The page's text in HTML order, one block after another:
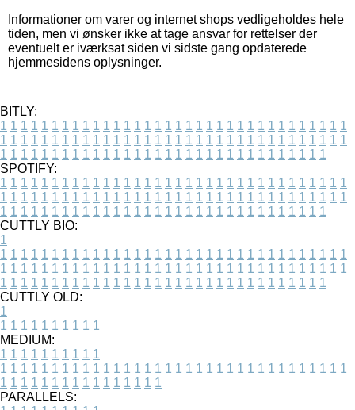
Informationer om varer og internet shops vedligeholdes hele
tiden, men vi ønsker ikke at tage ansvar for rettelser der
eventuelt er iværksat siden vi sidste gang opdaterede
hjemmesidens oplysninger.
BITLY:
1 1 1 1 1 1 1 1 1 1 1 1 1 1 1 1 1 1 1 1 1 1 1 1 1 1 1 1 1 1 1 1 1 1
1 1 1 1 1 1 1 1 1 1 1 1 1 1 1 1 1 1 1 1 1 1 1 1 1 1 1 1 1 1 1 1 1 1
1 1 1 1 1 1 1 1 1 1 1 1 1 1 1 1 1 1 1 1 1 1 1 1 1 1 1 1 1 1 1 1
SPOTIFY:
1 1 1 1 1 1 1 1 1 1 1 1 1 1 1 1 1 1 1 1 1 1 1 1 1 1 1 1 1 1 1 1 1 1
1 1 1 1 1 1 1 1 1 1 1 1 1 1 1 1 1 1 1 1 1 1 1 1 1 1 1 1 1 1 1 1 1 1
1 1 1 1 1 1 1 1 1 1 1 1 1 1 1 1 1 1 1 1 1 1 1 1 1 1 1 1 1 1 1 1
CUTTLY BIO:
1
1 1 1 1 1 1 1 1 1 1 1 1 1 1 1 1 1 1 1 1 1 1 1 1 1 1 1 1 1 1 1 1 1 1
1 1 1 1 1 1 1 1 1 1 1 1 1 1 1 1 1 1 1 1 1 1 1 1 1 1 1 1 1 1 1 1 1 1
1 1 1 1 1 1 1 1 1 1 1 1 1 1 1 1 1 1 1 1 1 1 1 1 1 1 1 1 1 1 1 1
CUTTLY OLD:
1
1 1 1 1 1 1 1 1 1 1
MEDIUM:
1 1 1 1 1 1 1 1 1 1
1 1 1 1 1 1 1 1 1 1 1 1 1 1 1 1 1 1 1 1 1 1 1 1 1 1 1 1 1 1 1 1 1 1
1 1 1 1 1 1 1 1 1 1 1 1 1 1 1 1
PARALLELS: